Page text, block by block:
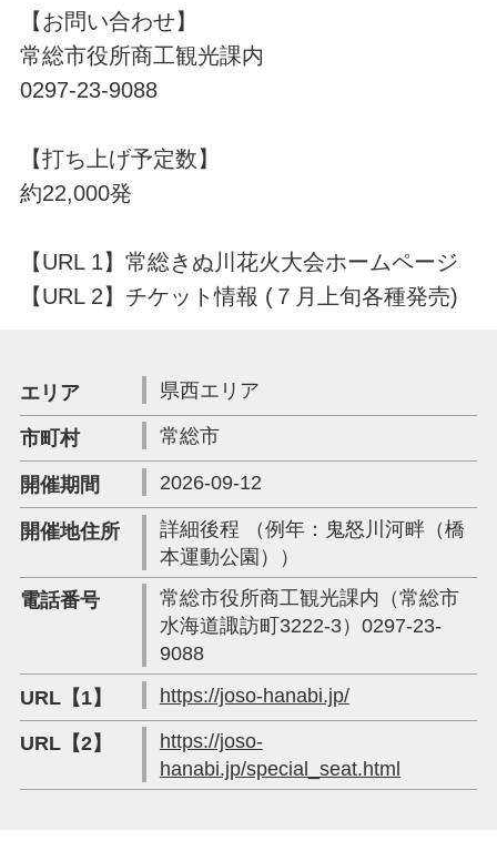
【お問い合わせ】
常総市役所商工観光課内
0297-23-9088
【打ち上げ予定数】
約22,000発
【URL 1】常総きぬ川花火大会ホームページ
【URL 2】チケット情報 (７月上旬各種発売)
エリア 県西エリア
市町村 常総市
開催期間 2026-09-12
開催地住所
詳細後程 （例年：鬼怒川河畔（橋
本運動公園））
電話番号
常総市役所商工観光課内（常総市
水海道諏訪町3222-3）0297-23-
9088
URL【1】
https://joso-hanabi.jp/
URL【2】
https://joso-
hanabi.jp/special_seat.html